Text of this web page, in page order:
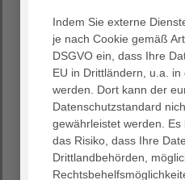
Gemeinsam auf dem
Ulrike Dürr und Christine
Hospizzentrum
17.02.2022 18.00 Uhr
Hätte ich das gewusst!
am Ende des Lebens
Katrin Neuheuser und
Hospiz- und Palliativ-
Indem Sie externe
je nach Cookie gemäß
DSGVO ein, dass Ihre
EU in Drittländern, u.a.
werden. Dort kann der
Datenschutzstandard
gewährleistet werden.
das Risiko, dass Ihre
Drittlandbehörden,